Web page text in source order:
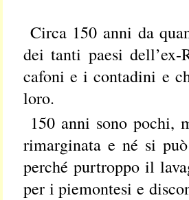
Circa 150 anni da
dei tanti paesi
cafoni e i contadini e
loro.
150 anni sono pochi,
rimarginata e né si
perché purtroppo il
per i piemontesi e